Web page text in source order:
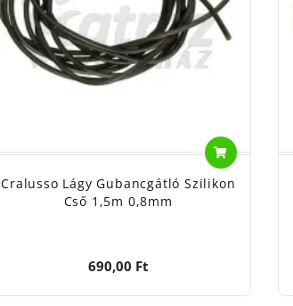
Cralusso Lágy Gubancgátló Szilikon
Cső 1,5m 0,8mm
690,00 Ft